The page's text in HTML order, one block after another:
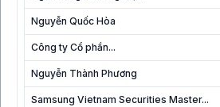
Nguyễn Quốc Hòa
Công ty Cổ phần...
Nguyễn Thành Phương
Samsung Vietnam Securities Master...